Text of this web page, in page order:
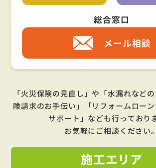
総合窓口
メール相談
「火災保険の見直し」や「水漏れなど
険請求のお手伝い」「リフォームロー
サポート」 なども行っており
お気軽にご相談ください。
施工エリア